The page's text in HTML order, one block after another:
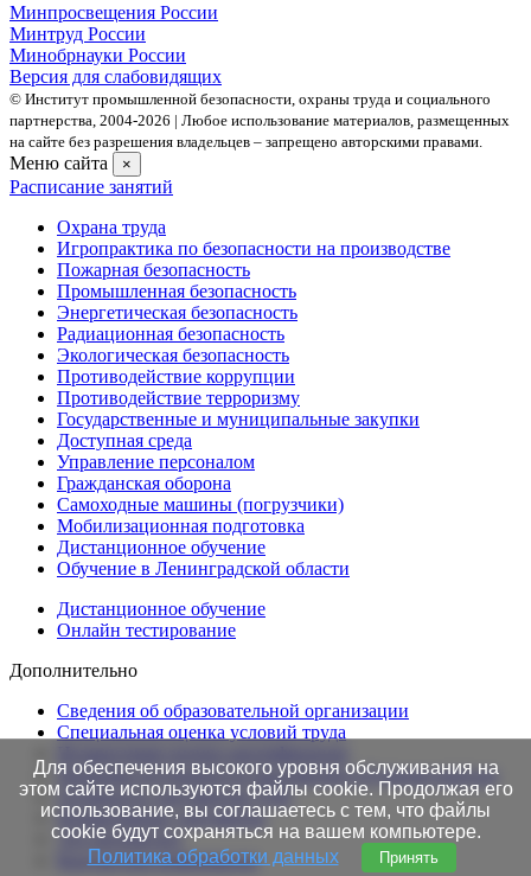
Минпросвещения России
Минтруд России
Минобрнауки России
Версия для слабовидящих
© Институт промышленной безопасности, охраны труда и социального
партнерства, 2004- 2026 | Любое использование материалов, размещенных
на сайте без разрешения владельцев – запрещено авторскими правами.
Меню сайта ×
Расписание занятий
Охрана труда
Игропрактика по безопасности на производстве
Пожарная безопасность
Промышленная безопасность
Энергетическая безопасность
Радиационная безопасность
Экологическая безопасность
Противодействие коррупции
Противодействие терроризму
Государственные и муниципальные закупки
Доступная среда
Управление персоналом
Гражданская оборона
Самоходные машины (погрузчики)
Мобилизационная подготовка
Дистанционное обучение
Обучение в Ленинградской области
Дистанционное обучение
Онлайн тестирование
Дополнительно
Сведения об образовательной организации
Cпециальная оценка условий труда
Проверка подлинности протоколов в Едином портале
Готовность документов ТАК
Нормативные документы
Это интересно!
Контактная информация
Для обеспечения высокого уровня обслуживания на
этом сайте используются файлы cookie. Продолжая его
использование, вы соглашаетесь с тем, что файлы
cookie будут сохраняться на вашем компьютере.
Политика обработки данных
Принять